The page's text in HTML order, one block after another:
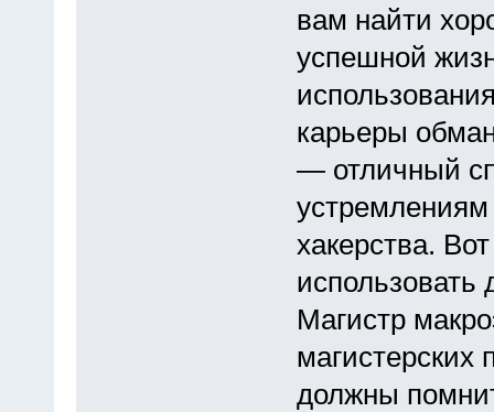
вам найти
успешной
карьеры
— отличный
устремлениям
хакерства.
использовать
Магистр
магистерских
должны